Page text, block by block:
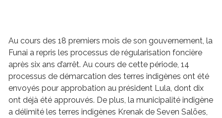
Au cours des 18 premiers mois de son gouvernement, la
Funai a repris les processus de régularisation foncière
après six ans d’arrêt. Au cours de cette période, 14
processus de démarcation des terres indigènes ont été
envoyés pour approbation au président Lula, dont dix
ont déjà été approuvés. De plus, la municipalité indigène
a délimité les terres indigènes Krenak de Seven Salões,